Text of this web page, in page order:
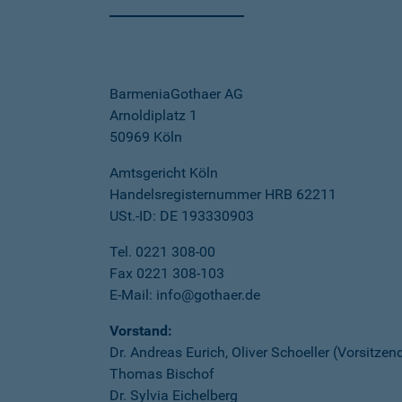
BarmeniaGothaer AG
Arnoldiplatz 1
50969 Köln
Amtsgericht Köln
Handelsregisternummer HRB 62211
USt.-ID: DE 193330903
Tel. 0221 308-00
Fax 0221 308-103
E-Mail: info@gothaer.de
Vorstand:
Dr. Andreas Eurich, Oliver Schoeller
Thomas Bischof
Dr. Sylvia Eichelberg